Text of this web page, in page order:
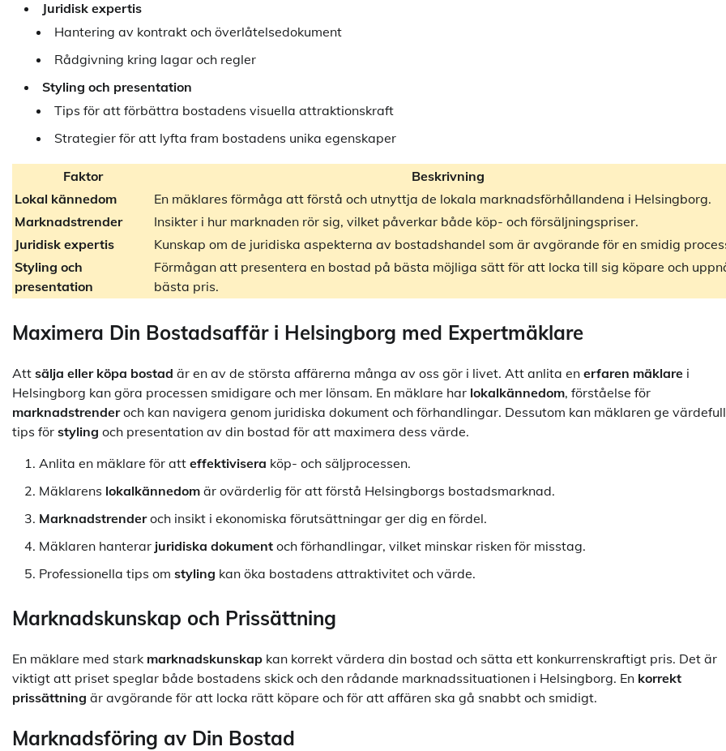
Juridisk expertis
Hantering av kontrakt och överlåtelsedokument
Rådgivning kring lagar och regler
Styling och presentation
Tips för att förbättra bostadens visuella attraktionskraft
Strategier för att lyfta fram bostadens unika egenskaper
Faktor
Beskrivning
Lokal kännedom
En mäklares förmåga att förstå och utnyttja de lokala marknadsförhållandena i Helsingborg.
Marknadstrender
Insikter i hur marknaden rör sig, vilket påverkar både köp- och försäljningspriser.
Juridisk expertis
Kunskap om de juridiska aspekterna av bostadshandel som är avgörande för en smidig
Styling och
presentation
Förmågan att presentera en bostad på bästa möjliga sätt för att locka till sig köpare och
bästa pris.
Maximera Din Bostadsaffär i Helsingborg med Expertmäklare
Att sälja eller köpa bostad är en av de största affärerna många av oss gör i livet. Att anlita en erfaren mäklare i
Helsingborg kan göra processen smidigare och mer lönsam. En mäklare har lokalkännedom, förståelse för
marknadstrenderoch kan navigera genom juridiska dokument och förhandlingar. Dessutom kan mäklaren ge
tips för styling och presentation av din bostad för att maximera dess värde.
Anlita en mäklare för att effektivisera köp- och säljprocessen.
Mäklarens lokalkännedom är ovärderlig för att förstå Helsingborgs bostadsmarknad.
Marknadstrenderoch insikt i ekonomiska förutsättningar ger dig en fördel.
Mäklaren hanterar juridiska dokument och förhandlingar, vilket minskar risken för misstag.
Professionella tips om styling kan öka bostadens attraktivitet och värde.
Marknadskunskap och Prissättning
En mäklare med stark marknadskunskap kan korrekt värdera din bostad och sätta ett konkurrenskraftigt pris. Det är
viktigt att priset speglar både bostadens skick och den rådande marknadssituationen i Helsingborg. En korrekt
prissättning är avgörande för att locka rätt köpare och för att affären ska gå snabbt och smidigt.
Marknadsföring av Din Bostad